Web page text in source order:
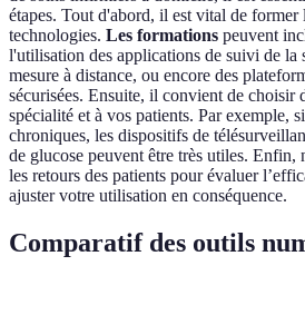
étapes. Tout d'abord, il est vital de
technologies. Les formations peuvent
l'utilisation des applications de suivi de la
mesure à distance, ou encore des
sécurisées. Ensuite, il convient de choisir
spécialité et à vos patients. Par exemple,
chroniques, les dispositifs de
de glucose peuvent être très utiles. Enfin,
les retours des patients pour évaluer
ajuster votre utilisation en conséquence.
Comparatif des outils